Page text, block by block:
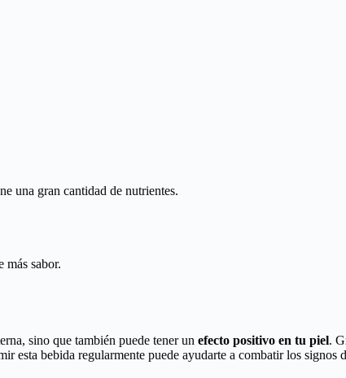
una gran cantidad de nutrientes.
más sabor.
sino que también puede tener un efecto positivo en tu piel.
esta bebida regularmente puede ayudarte a combatir los